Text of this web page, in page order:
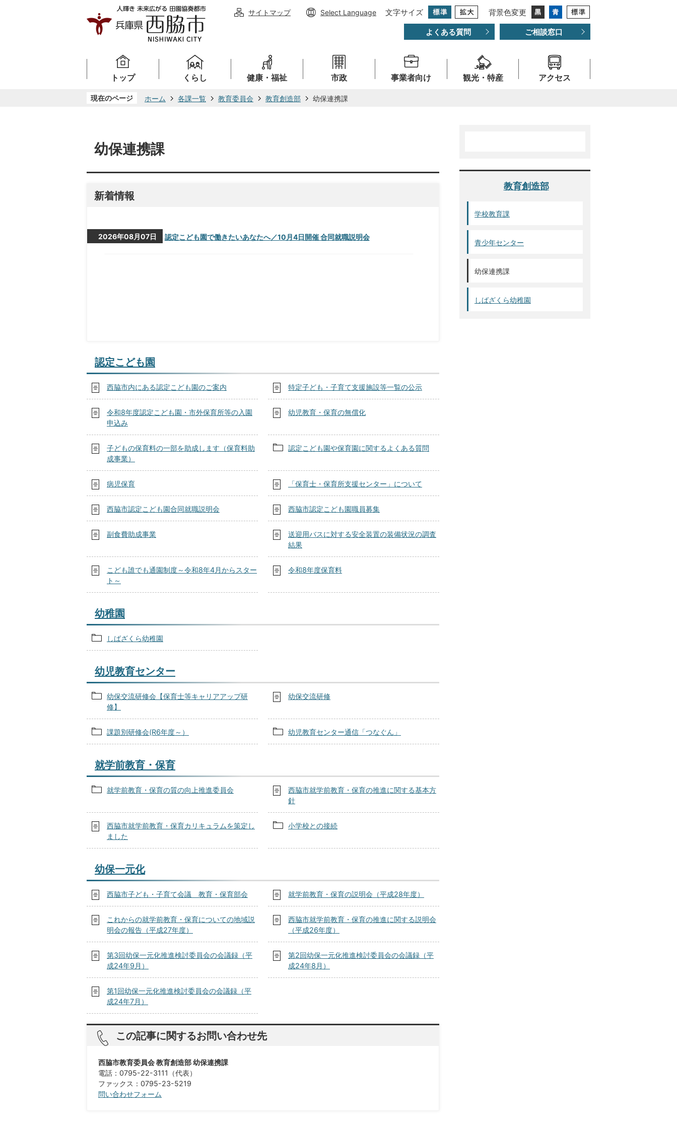
サイトマップ Select Language 文字サイズ 背景色変更
よくある質問 ご相談窓口
トップ くらし 健康・福祉 市政 事業者向け 観光・特産 アクセス
現在のページ ホーム 各課一覧 教育委員会 教育創造部 幼保連携課
幼保連携課
新着情報
2026年08月07日 認定こども園で働きたいあなたへ／10月4日開催 合同就職説明会
認定こども園
西脇市内にある認定こども園のご案内 特定子ども・子育て支援施設等一覧の公示
令和8年度認定こども園・市外保育所等の入園
申込み
幼児教育・保育の無償化
子どもの保育料の一部を助成します（保育料助
成事業）
認定こども園や保育園に関するよくある質問
病児保育 「保育士・保育所支援センター」について
西脇市認定こども園合同就職説明会 西脇市認定こども園職員募集
副食費助成事業
送迎用バスに対する安全装置の装備状況の調査
結果
こども誰でも通園制度～令和8年4月からスター
ト～
令和8年度保育料
幼稚園
しばざくら幼稚園
幼児教育センター
幼保交流研修会【保育士等キャリアアップ研
修】
幼保交流研修
課題別研修会(R6年度～） 幼児教育センター通信「つなぐん」
就学前教育・保育
就学前教育・保育の質の向上推進委員会
西脇市就学前教育・保育の推進に関する基本方
針
西脇市就学前教育・保育カリキュラムを策定し
ました
小学校との接続
幼保一元化
西脇市子ども・子育て会議 教育・保育部会 就学前教育・保育の説明会（平成28年度）
これからの就学前教育・保育についての地域説
明会の報告（平成27年度）
西脇市就学前教育・保育の推進に関する説明会
（平成26年度）
第3回幼保一元化推進検討委員会の会議録（平
成24年9月）
第2回幼保一元化推進検討委員会の会議録（平
成24年8月）
第1回幼保一元化推進検討委員会の会議録（平
成24年7月）
この記事に関するお問い合わせ先
西脇市教育委員会 教育創造部 幼保連携課
電話：0795-22-3111（代表）
ファックス：0795-23-5219
問い合わせフォーム
教育創造部
学校教育課
青少年センター
幼保連携課
しばざくら幼稚園